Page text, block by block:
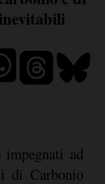
ad
di Carbonio